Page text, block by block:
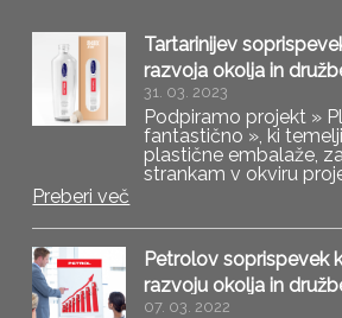
Tartarinijev
razvoja okolja in
31. 03. 2023
Podpiramo projekt »
fantastično », ki
plastične embalaže,
strankam v okviru
avtoplinski pogon
brezplačno steklenko
Preberi več
Petrolov soprispevek
razvoju okolja in
07. 03. 2022